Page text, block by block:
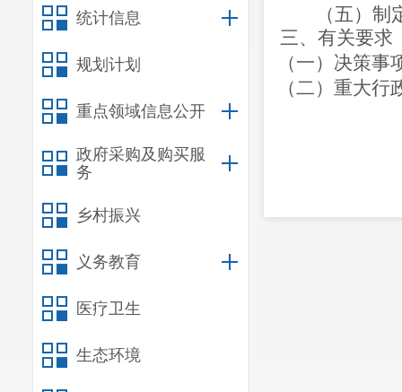
统计信息
规划计划
重点领域信息公开
政府采购及购买服
务
乡村振兴
义务教育
医疗卫生
生态环境
（五）
三、有关要求
（一）决策
（二）重大